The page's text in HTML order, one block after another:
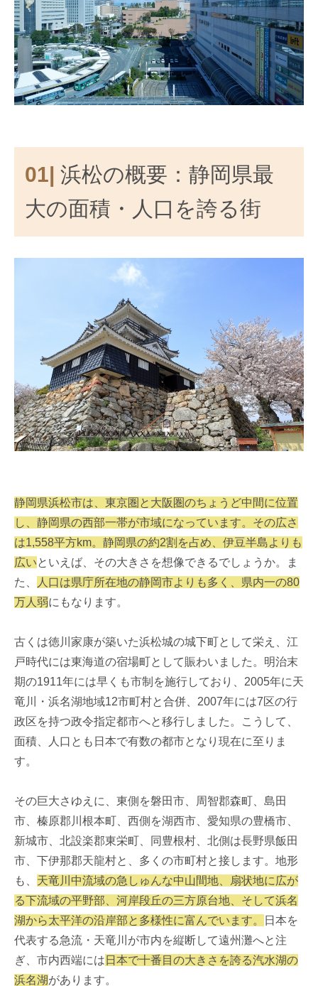
01| 浜松の概要：静岡県最
大の面積・人口を誇る街
静岡県浜松市は、東京圏と大阪圏のちょうど中間に位置
し、静岡県の西部一帯が市域になっています。その広さ
は1,558平方km。静岡県の約2割を占め、伊豆半島よりも
広いといえば、その大きさを想像できるでしょうか。ま
た、
人口は県庁所在地の静岡市よりも多く、県内一の80
万人弱にもなります。
古くは徳川家康が築いた浜松城の城下町として栄え、江
戸時代には東海道の宿場町として賑わいました。明治末
期の1911年には早くも市制を施行しており、2005年に天
竜川・浜名湖地域12市町村と合併、2007年には7区の行
政区を持つ政令指定都市へと移行しました。こうして、
面積、人口とも日本で有数の都市となり現在に至りま
す。
その巨大さゆえに、東側を磐田市、周智郡森町、島田
市、榛原郡川根本町、西側を湖西市、愛知県の豊橋市、
新城市、北設楽郡東栄町、同豊根村、北側は長野県飯田
市、下伊那郡天龍村と、多くの市町村と接します。地形
も、 天竜川中流域の急しゅんな中山間地、扇状地に広が
る下流域の平野部、河岸段丘の三方原台地、そして浜名
湖から太平洋の沿岸部と多様性に富んでいます。
日本を
代表する急流・天竜川が市内を縦断して遠州灘へと注
ぎ、市内西端には 日本で十番目の大きさを誇る汽水湖の
浜名湖があります。